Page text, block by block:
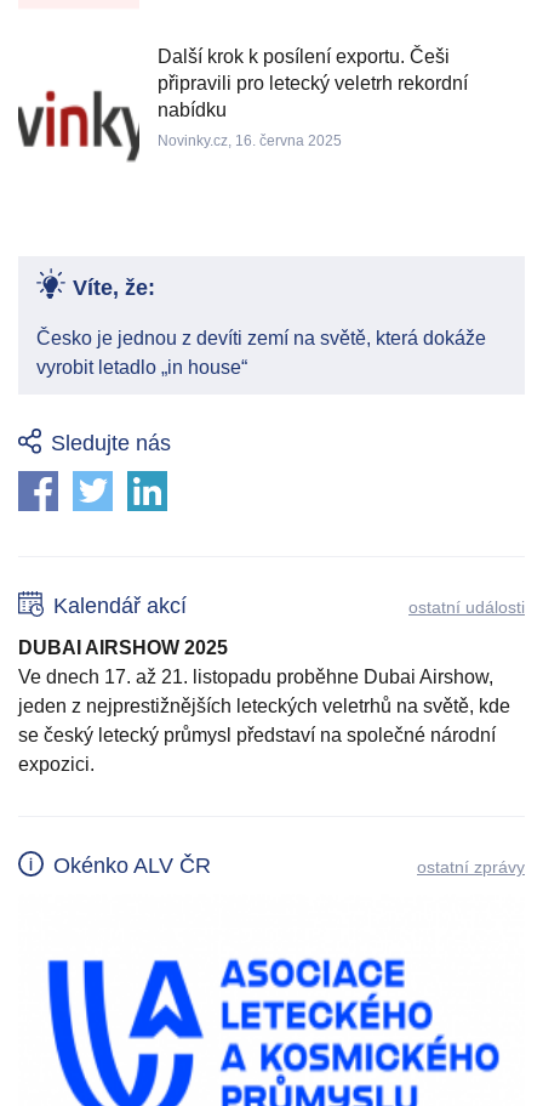
Další krok k posílení exportu. Češi
připravili pro letecký veletrh rekordní
nabídku
Novinky.cz, 16. června 2025
Víte, že:
Česko je jednou z devíti zemí na světě, která dokáže
vyrobit letadlo „in house“
Sledujte nás
Kalendář akcí ostatní události
DUBAI AIRSHOW 2025
Ve dnech 17. až 21. listopadu proběhne Dubai Airshow,
jeden z nejprestižnějších leteckých veletrhů na světě, kde
se český letecký průmysl představí na společné národní
expozici.
Okénko ALV ČR ostatní zprávy